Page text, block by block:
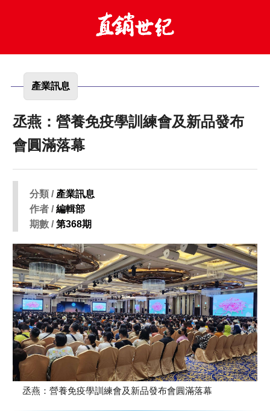
產業訊息
丞燕：營養免疫學訓練會及新品發布
會圓滿落幕
分類 / 產業訊息
作者 /編輯部
期數 /第368期
丞燕：營養免疫學訓練會及新品發布會圓滿落幕